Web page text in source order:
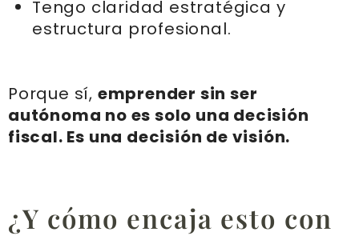
Tengo claridad estratégica y
estructura profesional.
Porque sí, emprender sin ser
autónoma no es solo una decisión
fiscal. Es una decisión de visión.
¿Y cómo encaja esto con